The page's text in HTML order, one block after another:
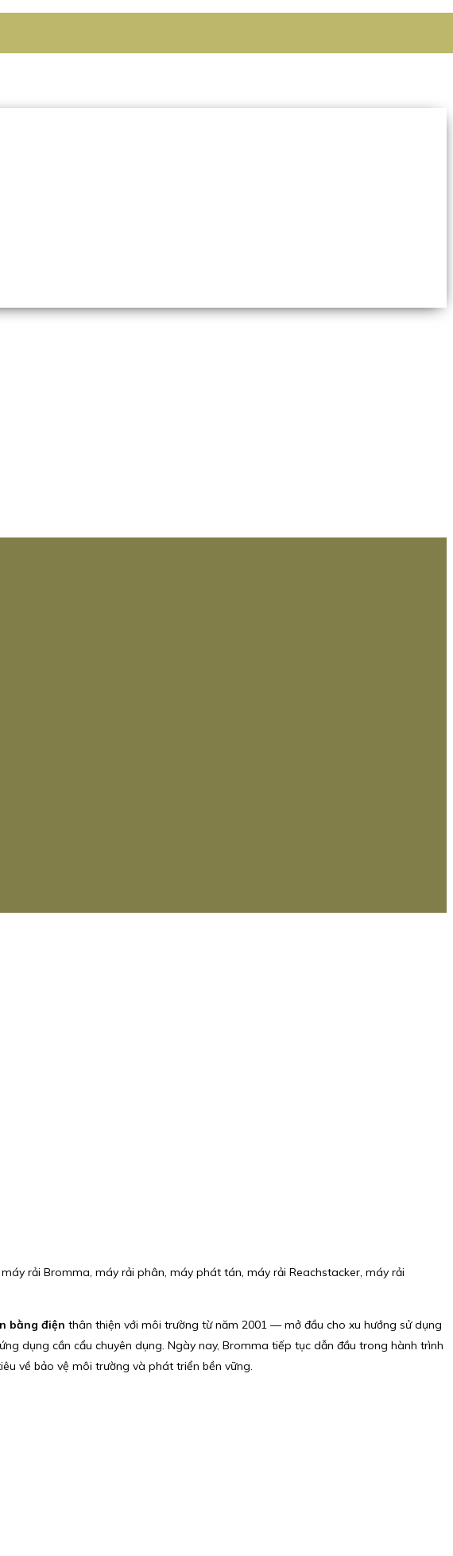
rải Bromma, máy rải phân, máy phát tán, máy rải Reachstacker, máy rải
bằng điện thân thiện với môi trường từ năm 2001 — mở đầu cho xu hướng sử dụng
dụng cần cẩu chuyên dụng. Ngày nay, Bromma tiếp tục dẫn đầu trong hành trình
về bảo vệ môi trường và phát triển bền vững.